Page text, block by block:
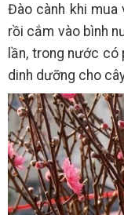
Đào cành khi mua
rồi cắm vào bình
lần, trong nước
dinh dưỡng cho